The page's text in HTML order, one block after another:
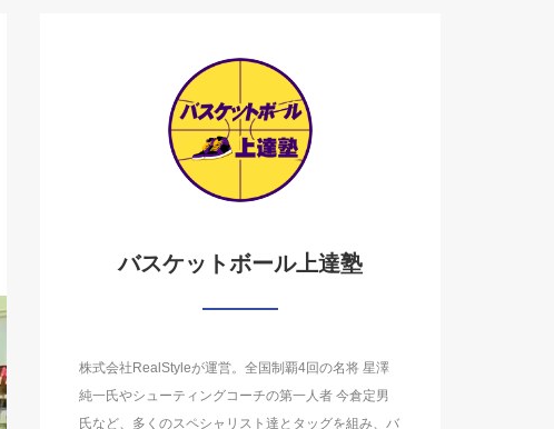
バスケットボール上達塾
株式会社RealStyleが運営。全国制覇4回の名将 星澤
純一氏やシューティングコーチの第一人者 今倉定男
氏など、多くのスペシャリスト達とタッグを組み、バ